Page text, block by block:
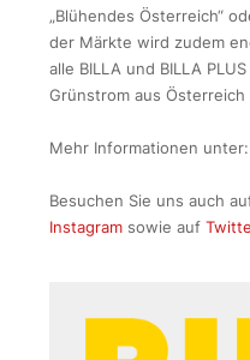
„Blühendes Österreich“
der Märkte wird zudem
alle BILLA und BILLA
Grünstrom aus
Mehr Informationen unter:
Besuchen Sie uns auch
Instagram sowie auf